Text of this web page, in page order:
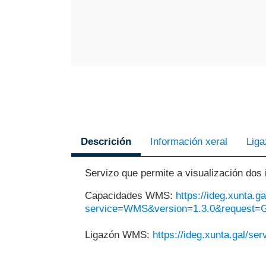
Descrición
Servizo que permite a visualización
Capacidades WMS: https://
Ligazón WMS: https://ideg.xunta.gal/